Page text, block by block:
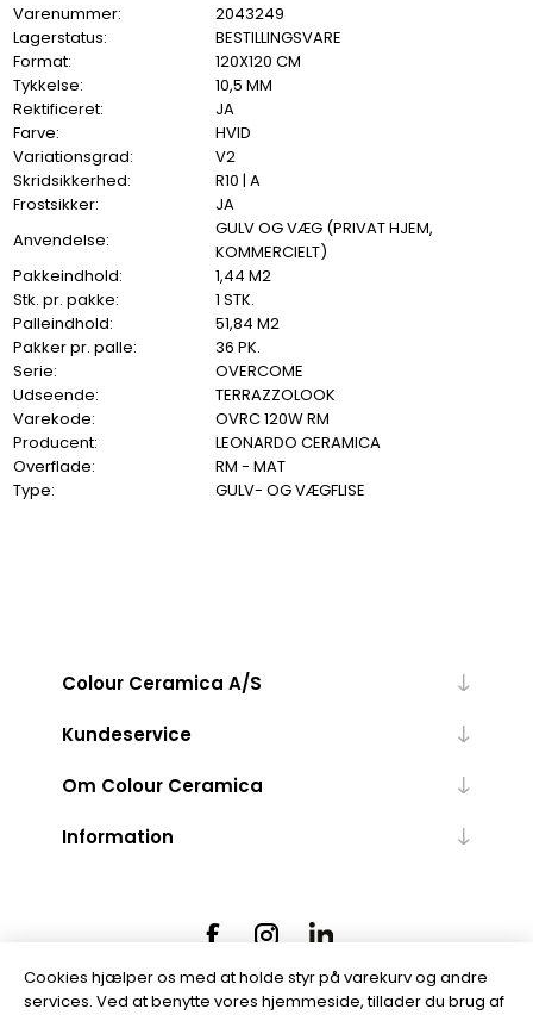
Varenummer:
2043249
Lagerstatus:
BESTILLINGSVARE
Format:
120X120 CM
Tykkelse:
10,5 MM
Rektificeret:
JA
Farve:
HVID
Variationsgrad:
V2
Skridsikkerhed:
R10 | A
Frostsikker:
JA
Anvendelse:
GULV OG VÆG (PRIVAT HJEM,
KOMMERCIELT)
Pakkeindhold:
1,44 M2
Stk. pr. pakke:
1 STK.
Palleindhold:
51,84 M2
Pakker pr. palle:
36 PK.
Serie:
OVERCOME
Udseende:
TERRAZZOLOOK
Varekode:
OVRC 120W RM
Producent:
LEONARDO CERAMICA
Overflade:
RM - MAT
Type:
GULV- OG VÆGFLISE
Colour Ceramica A/S
Kundeservice
Om Colour Ceramica
Information
Cookies hjælper os med at holde styr på varekurv og andre
services. Ved at benytte vores hjemmeside, tillader du brug af